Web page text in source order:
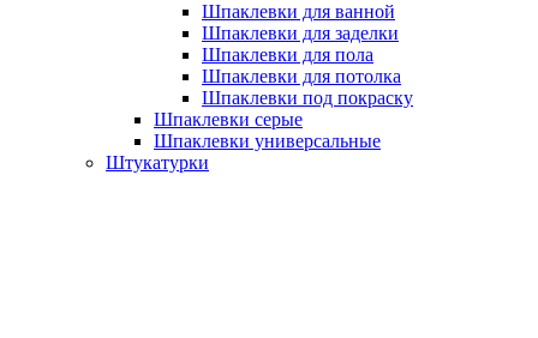
Шпаклевки для ванной
Шпаклевки для заделки
Шпаклевки для пола
Шпаклевки для потолка
Шпаклевки под покраску
Шпаклевки серые
Шпаклевки универсальные
Штукатурки